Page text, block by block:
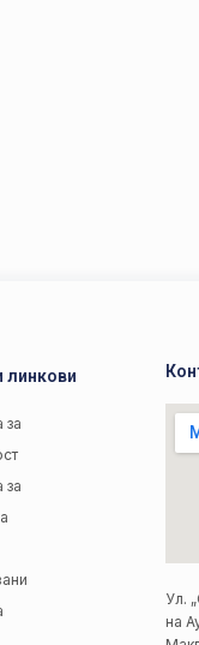
линкови
за
за
Ул.
на